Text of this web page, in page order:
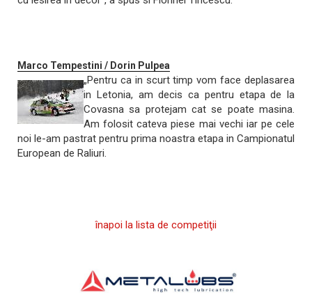
Marco Tempestini / Dorin Pulpea
„Pentru ca in scurt timp vom face deplasarea
in Letonia, am decis ca pentru etapa de la
Covasna sa protejam cat se poate masina.
Am folosit cateva piese mai vechi iar pe cele
noi le-am pastrat pentru prima noastra etapa in Campionatul
European de Raliuri.
înapoi la lista de competiţii